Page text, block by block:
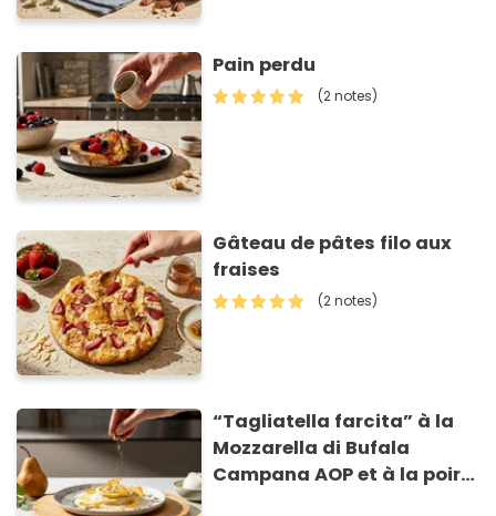
Pain perdu
(2 notes)
Gâteau de pâtes filo aux
fraises
(2 notes)
“Tagliatella farcita” à la
Mozzarella di Bufala
Campana AOP et à la poire